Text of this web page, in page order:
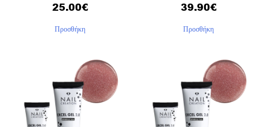
25.00€
Προσθήκη
39.90€
Προσθήκη